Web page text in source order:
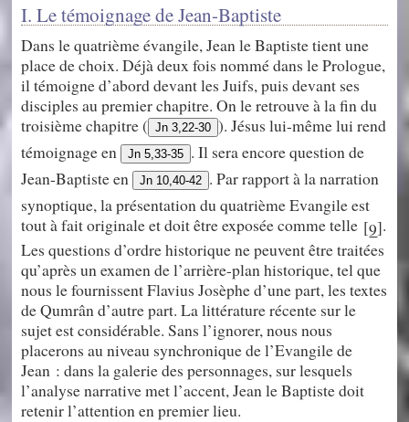
I. Le témoignage de Jean-Baptiste
Dans le quatrième évangile, Jean le Baptiste tient une
place de choix. Déjà deux fois nommé dans le Prologue,
il témoigne d’abord devant les Juifs, puis devant ses
disciples au premier chapitre. On le retrouve à la fin du
troisième chapitre ( Jn 3,22-30 ). Jésus lui-même lui rend
témoignage en Jn 5,33-35 . Il sera encore question de
Jean-Baptiste en Jn 10,40-42 . Par rapport à la narration
synoptique, la présentation du quatrième Evangile est
tout à fait originale et doit être exposée comme telle [9].
Les questions d’ordre historique ne peuvent être traitées
qu’après un examen de l’arrière-plan historique, tel que
nous le fournissent Flavius Josèphe d’une part, les textes
de Qumrân d’autre part. La littérature récente sur le
sujet est considérable. Sans l’ignorer, nous nous
placerons au niveau synchronique de l’Evangile de
Jean : dans la galerie des personnages, sur lesquels
l’analyse narrative met l’accent, Jean le Baptiste doit
retenir l’attention en premier lieu.